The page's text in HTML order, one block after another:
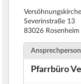
Versöhnungskirche
Severinstraße 13
83026 Rosenheim
Pfarrbüro